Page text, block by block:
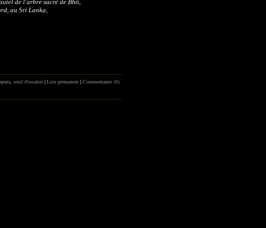
de l'arbre sacré de Bhô,
au Sri Lanka,
seuil d'escalier| Lien permanent | Commentaires (0)